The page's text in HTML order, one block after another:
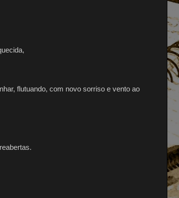
flutuando, com novo sorriso e vento ao